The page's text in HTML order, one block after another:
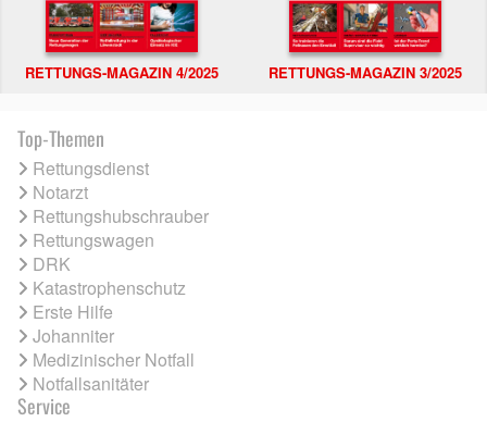
RETTUNGS-MAGAZIN 4/2025 RETTUNGS-MAGAZIN 3/2025
Top-Themen
Rettungsdienst
Notarzt
Rettungshubschrauber
Rettungswagen
DRK
Katastrophenschutz
Erste Hilfe
Johanniter
Medizinischer Notfall
Notfallsanitäter
Service